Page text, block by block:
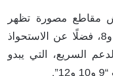
مقاطع مصورة تظهر
الاستيلاء على مربعي 6 و8، فضلًا عن الاستحواذ
السريع، التي يبدو